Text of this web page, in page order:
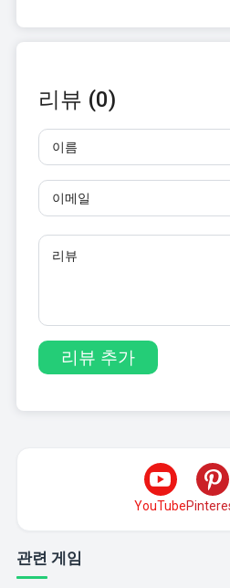
리뷰 (0)
이름
이메일
리뷰
10자 이상 입력하세요. 링크는
YouTube
관련 게임